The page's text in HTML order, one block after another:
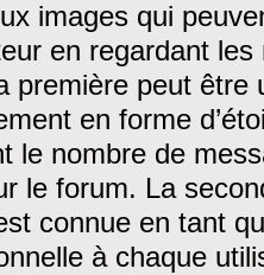
images qui
en regardant
première peut être
en forme
le nombre de
le forum. La
connue en tant
à chaque